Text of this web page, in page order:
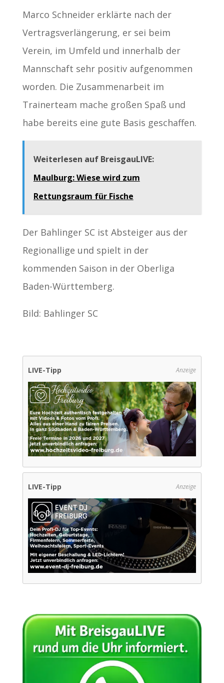
Marco Schneider erklärte nach der
Vertragsverlängerung, er sei beim
Verein, im Umfeld und innerhalb der
Mannschaft sehr positiv aufgenommen
worden. Die Zusammenarbeit im
Trainerteam mache großen Spaß und
habe bereits eine gute Basis geschaffen.
Weiterlesen auf BreisgauLIVE:
Maulburg: Wiese wird zum
Rettungsraum für Fische
Der Bahlinger SC ist Absteiger aus der
Regionallige und spielt in der
kommenden Saison in der Oberliga
Baden-Württemberg.
Bild: Bahlinger SC
LIVE-Tipp Anzeige
LIVE-Tipp Anzeige